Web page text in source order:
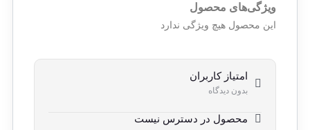
ویژگی‌های محصول
این محصول هیچ ویژگی ندارد
امتیاز کاربران
بدون دیدگاه
محصول در دسترس نیست